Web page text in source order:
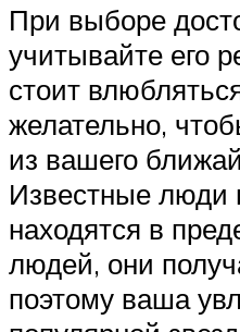
При выборе
учитывайте его
стоит
желательно,
из вашего
Известные люди
находятся в
людей, они
поэтому ваша